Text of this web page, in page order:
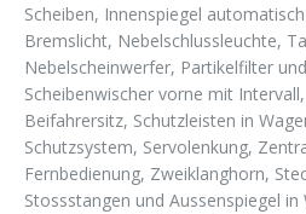
Scheiben, Innenspiegel
Bremslicht, Nebelschlussleuchte,
Nebelscheinwerfer, Partikelfilter
Scheibenwischer vorne mit
Beifahrersitz, Schutzleisten in
Schutzsystem, Servolenkung,
Fernbedienung, Zweiklanghorn,
Stossstangen und Aussenspiegel in